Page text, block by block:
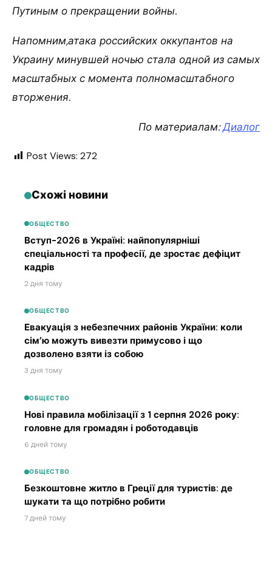
Путиным о прекращении войны.
Напомним,атака российских оккупантов на
Украину минувшей ночью стала одной из самых
масштабных с момента полномасштабного
вторжения.
По материалам:Диалог
Post Views: 272
Схожі новини
ОБЩЕСТВО
Вступ-2026 в Україні: найпопулярніші
спеціальності та професії, де зростає дефіцит
кадрів
2 дня тому
ОБЩЕСТВО
Евакуація з небезпечних районів України: коли
сім’ю можуть вивезти примусово і що
дозволено взяти із собою
3 дня тому
ОБЩЕСТВО
Нові правила мобілізації з 1 серпня 2026 року:
головне для громадян і роботодавців
6 дней тому
ОБЩЕСТВО
Безкоштовне житло в Греції для туристів: де
шукати та що потрібно робити
7 дней тому